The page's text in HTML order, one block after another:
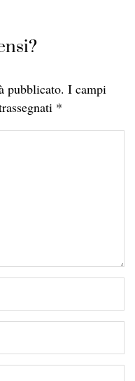
pubblicato. I campi
*